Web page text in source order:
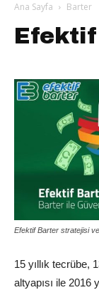
Ana Sayfa Barter
Efektif Barter stratejisi ve
15 yıllık tecrübe,
altyapısı ile 2016